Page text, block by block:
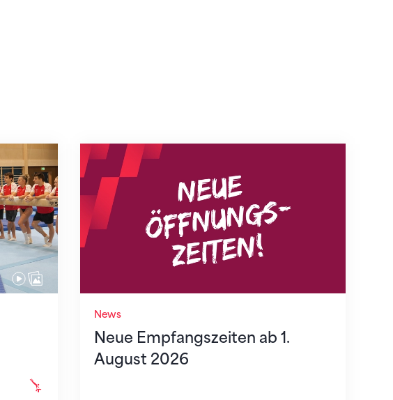
News
Neue Empfangszeiten ab 1.
August 2026
Neue Empfangszeiten ab 1. August 2026